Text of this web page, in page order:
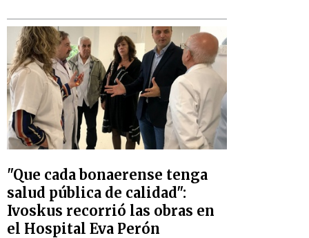
"Que cada bonaerense tenga
salud pública de calidad":
Ivoskus recorrió las obras en
el Hospital Eva Perón